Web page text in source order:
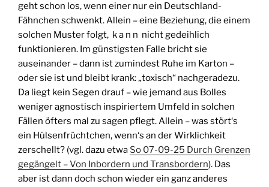
geht schon los, wenn einer nur ein Deutschland-
Fähnchen schwenkt. Allein – eine Beziehung, die einem
solchen Muster folgt, k a n n nicht gedeihlich
funktionieren. Im günstigsten Falle bricht sie
auseinander – dann ist zumindest Ruhe im Karton –
oder sie ist und bleibt krank: „toxisch“ nachgeradezu.
Da liegt kein Segen drauf – wie jemand aus Bolles
weniger agnostisch inspiriertem Umfeld in solchen
Fällen öfters mal zu sagen pflegt. Allein – was stört‘s
ein Hülsenfrüchtchen, wenn‘s an der Wirklichkeit
zerschellt? (vgl. dazu etwa So 07-09-25 Durch Grenzen
gegängelt – Von Inbordern und Transbordern). Das
aber ist dann doch schon wieder ein ganz anderes